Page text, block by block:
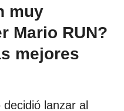
muy
Mario RUN?
mejores
lanzar al